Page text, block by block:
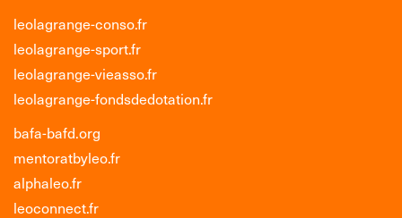
leolagrange-conso.fr
leolagrange-sport.fr
leolagrange-vieasso.fr
leolagrange-fondsdedotation.fr
bafa-bafd.org
mentoratbyleo.fr
alphaleo.fr
leoconnect.fr